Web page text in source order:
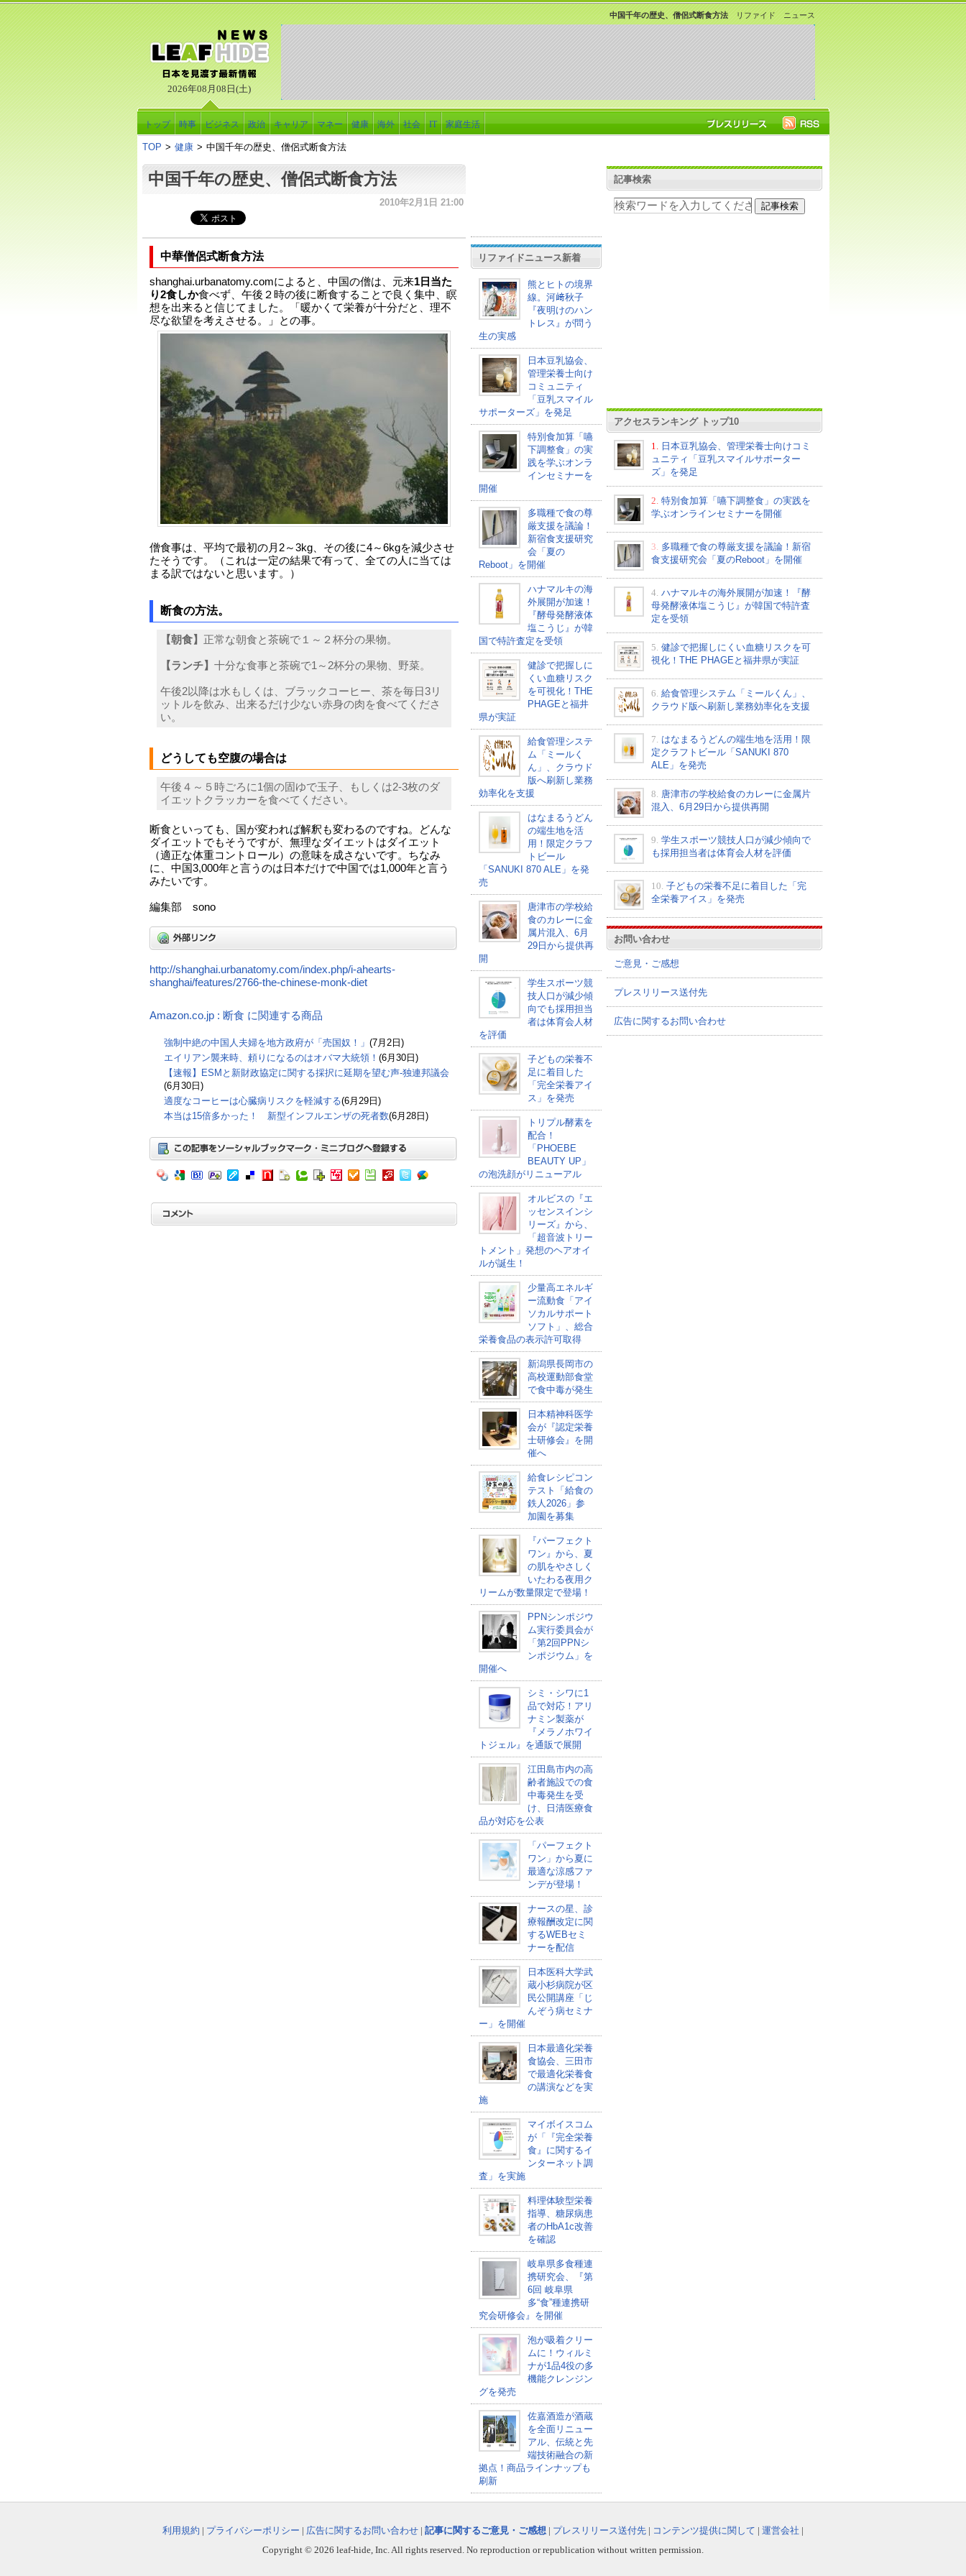
2026年08月08日(土)
リファイド ニュース
中国千年の歴史、僧侶式断食方法
トップ 時事 ビジネス 政治 キャリア マネー 健康 海外 社会 IT 家庭生活
TOP > 健康 > 中国千年の歴史、僧侶式断食方法
中国千年の歴史、僧侶式断食方法
2010年2月1日 21:00
中華僧侶式断食方法
shanghai.urbanatomy.comによると、中国の僧は、元来1日当た
り2食しか食べず、午後２時の後に断食することで良く集中、瞑
想を出来ると信じてました。「暖かくて栄養が十分だと、理不
尽な欲望を考えさせる。」との事。
僧食事は、平均で最初の月2～3kg、その後に4～6kgを減少させ
たそうです。（これは一定の結果で有って、全ての人に当ては
まる訳ではないと思います。）
断食の方法。
【朝食】 正常な朝食と茶碗で１～２杯分の果物。
【ランチ】 十分な食事と茶碗で1～2杯分の果物、野菜。
午後2以降は水もしくは、ブラックコーヒー、茶を毎日3リ
ットルを飲み、出来るだけ少ない赤身の肉を食べてくださ
い。
どうしても空腹の場合は
午後４～５時ごろに1個の固ゆで玉子、もしくは2-3枚のダ
イエットクラッカーを食べてください。
断食といっても、国が変われば解釈も変わるのですね。どんな
ダイエットでもそうですが、無理なダイエットはダイエット
（適正な体重コントロール）の意味を成さないです。ちなみ
に、中国3,000年と言うのは日本だけで中国では1,000年と言う
みたいです。
編集部 sono
http://shanghai.urbanatomy.com/index.php/i-ahearts-
shanghai/features/2766-the-chinese-monk-diet
Amazon.co.jp : 断食 に関連する商品
強制中絶の中国人夫婦を地方政府が「売国奴！」 (7月2日)
エイリアン襲来時、頼りになるのはオバマ大統領！ (6月30日)
【速報】ESMと新財政協定に関する採択に延期を望む声-独連邦議会
(6月30日)
適度なコーヒーは心臓病リスクを軽減する(6月29日)
本当は15倍多かった！ 新型インフルエンザの死者数(6月28日)
リファイドニュース新着
熊とヒトの境界
線。河﨑秋子
『夜明けのハン
トレス』が問う
生の実感
日本豆乳協会、
管理栄養士向け
コミュニティ
「豆乳スマイル
サポーターズ」を発足
特別食加算「嚥
下調整食」の実
践を学ぶオンラ
インセミナーを
開催
多職種で食の尊
厳支援を議論！
新宿食支援研究
会「夏の
Reboot」を開催
ハナマルキの海
外展開が加速！
『酵母発酵液体
塩こうじ』が韓
国で特許査定を受領
健診で把握しに
くい血糖リスク
を可視化！THE
PHAGEと福井
県が実証
給食管理システ
ム「ミールく
ん」、クラウド
版へ刷新し業務
効率化を支援
はなまるうどん
の端生地を活
用！限定クラフ
トビール
「SANUKI 870 ALE」を発
売
唐津市の学校給
食のカレーに金
属片混入、6月
29日から提供再
開
学生スポーツ競
技人口が減少傾
向でも採用担当
者は体育会人材
を評価
子どもの栄養不
足に着目した
「完全栄養アイ
ス」を発売
トリプル酵素を
配合！
「PHOEBE
BEAUTY UP」
の泡洗顔がリニューアル
オルビスの『エ
ッセンスインシ
リーズ』から、
「超音波トリー
トメント」発想のヘアオイ
ルが誕生！
少量高エネルギ
ー流動食「アイ
ソカルサポート
ソフト」、総合
栄養食品の表示許可取得
新潟県長岡市の
高校運動部食堂
で食中毒が発生
日本精神科医学
会が『認定栄養
士研修会』を開
催へ
給食レシピコン
テスト「給食の
鉄人2026」参
加園を募集
『パーフェクト
ワン』から、夏
の肌をやさしく
いたわる夜用ク
リームが数量限定で登場！
PPNシンポジウ
ム実行委員会が
「第2回PPNシ
ンポジウム」を
開催へ
シミ・シワに1
品で対応！アリ
ナミン製薬が
『メラノホワイ
トジェル』を通販で展開
江田島市内の高
齢者施設での食
中毒発生を受
け、日清医療食
品が対応を公表
「パーフェクト
ワン」から夏に
最適な涼感ファ
ンデが登場！
ナースの星、診
療報酬改定に関
するWEBセミ
ナーを配信
日本医科大学武
蔵小杉病院が区
民公開講座「じ
んぞう病セミナ
ー」を開催
日本最適化栄養
食協会、三田市
で最適化栄養食
の講演などを実
施
マイボイスコム
が「『完全栄養
食』に関するイ
ンターネット調
査」を実施
料理体験型栄養
指導、糖尿病患
者のHbA1c改善
を確認
岐阜県多食種連
携研究会、『第
6回 岐阜県
多“食”種連携研
究会研修会』を開催
泡が吸着クリー
ムに！ウィルミ
ナが1品4役の多
機能クレンジン
グを発売
佐嘉酒造が酒蔵
を全面リニュー
アル、伝統と先
端技術融合の新
拠点！商品ラインナップも
刷新
記事検索
アクセスランキング トップ10
1.
日本豆乳協会、管理栄養士向けコミ
ュニティ「豆乳スマイルサポーター
ズ」を発足
2. 特別食加算「嚥下調整食」の実践を
学ぶオンラインセミナーを開催
3. 多職種で食の尊厳支援を議論！新宿
食支援研究会「夏のReboot」を開催
4. ハナマルキの海外展開が加速！『酵
母発酵液体塩こうじ』が韓国で特許査
定を受領
5. 健診で把握しにくい血糖リスクを可
視化！THE PHAGEと福井県が実証
6. 給食管理システム「ミールくん」、
クラウド版へ刷新し業務効率化を支援
7. はなまるうどんの端生地を活用！限
定クラフトビール「SANUKI 870
ALE」を発売
8. 唐津市の学校給食のカレーに金属片
混入、6月29日から提供再開
9. 学生スポーツ競技人口が減少傾向で
も採用担当者は体育会人材を評価
10. 子どもの栄養不足に着目した「完
全栄養アイス」を発売
お問い合わせ
ご意見・ご感想
プレスリリース送付先
広告に関するお問い合わせ
利用規約 | プライバシーポリシー | 広告に関するお問い合わせ | 記事に関するご意見・ご感想 | プレスリリース送付先 | コンテンツ提供に関して | 運営会社 |
Copyright © 2026 leaf-hide, Inc. All rights reserved. No reproduction or republication without written permission.